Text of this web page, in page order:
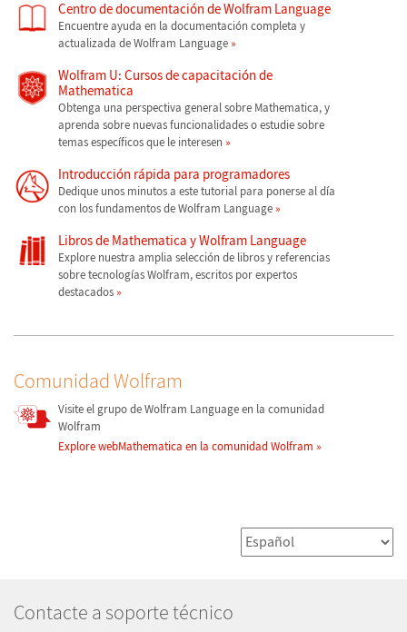
Centro de documentación de Wolfram Language
Encuentre ayuda en la documentación completa y
actualizada de Wolfram Language
Wolfram U: Cursos de capacitación de
Mathematica
Obtenga una perspectiva general sobre Mathematica, y
aprenda sobre nuevas funcionalidades o estudie sobre
temas específicos que le interesen
Introducción rápida para programadores
Dedique unos minutos a este tutorial para ponerse al día
con los fundamentos de Wolfram Language
Libros de Mathematica y Wolfram Language
Explore nuestra amplia selección de libros y referencias
sobre tecnologías Wolfram, escritos por expertos
destacados
Comunidad Wolfram
Visite el grupo de Wolfram Language en la comunidad
Wolfram
Explore webMathematica en la comunidad Wolfram
Contacte a soporte técnico